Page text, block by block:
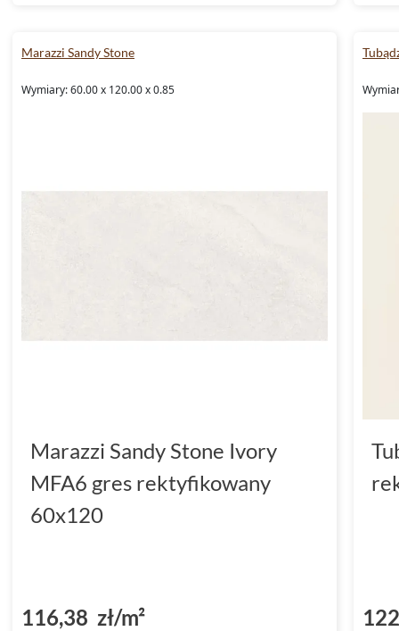
Marazzi Sandy Stone
Wymiary: 60.00 x 120.00 x 0.85
Marazzi Sandy Stone Ivory
MFA6 gres rektyfikowany
60x120
116,38 zł/m²